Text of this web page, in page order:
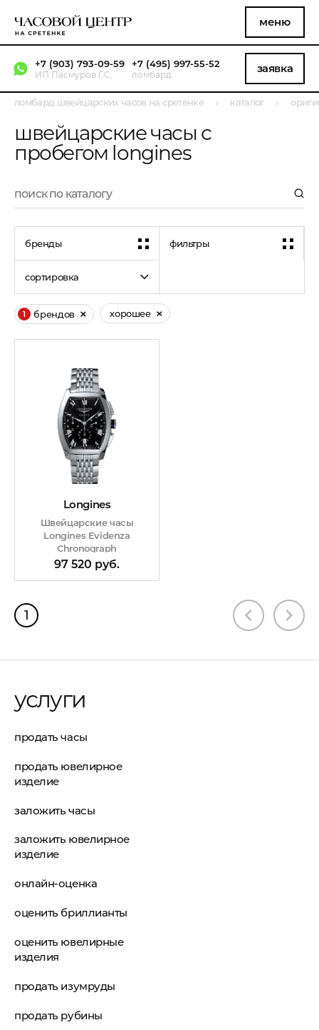
меню
+7 (903) 793-09-59
ИП Пасмуров Г.С.
+7 (495) 997-55-52
ломбард заявка
ломбард швейцарских часов на сретенке каталог
швейцарские часы с
пробегом longines
бренды фильтры
сортировка
1 брендов хорошее
Longines
Швейцарские часы
Longines Evidenza
Chronograph
97 520 руб.
1
услуги
продать часы
продать ювелирное
изделие
заложить часы
заложить ювелирное
изделие
онлайн-оценка
оценить бриллианты
оценить ювелирные
изделия
продать изумруды
продать рубины